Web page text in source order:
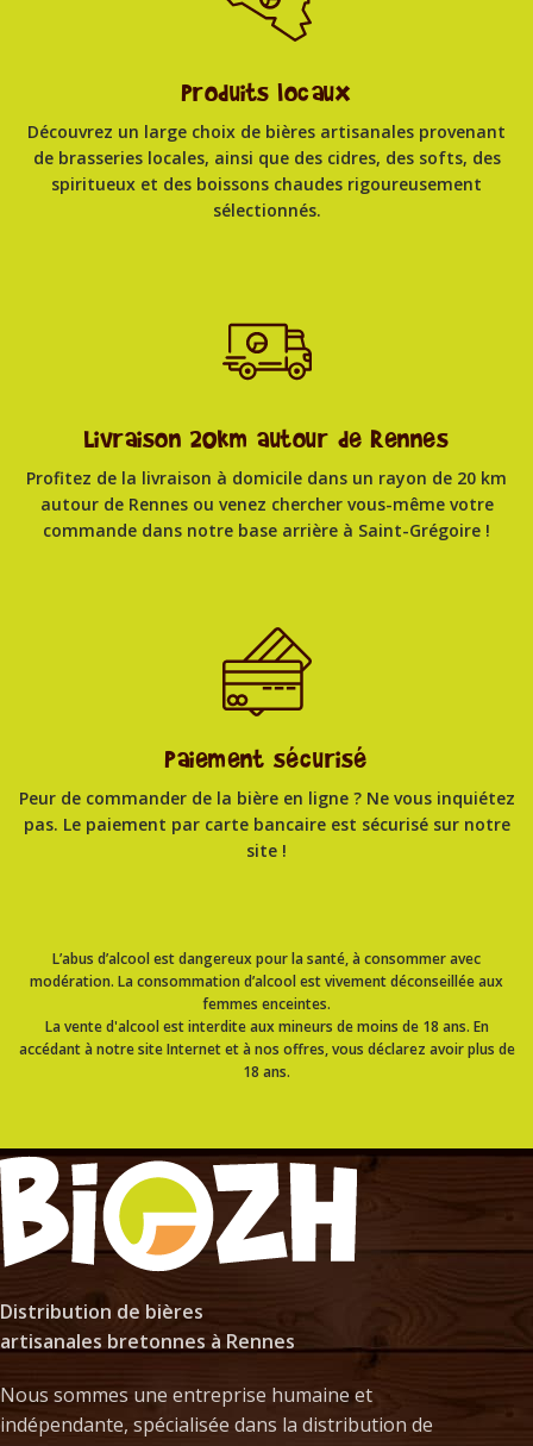
Produits locaux
Découvrez un large choix de bières artisanales provenant
de brasseries locales, ainsi que des cidres, des softs, des
spiritueux et des boissons chaudes rigoureusement
sélectionnés.
Livraison 20km autour de Rennes
Profitez de la livraison à domicile dans un rayon de 20 km
autour de Rennes ou venez chercher vous-même votre
commande dans notre base arrière à Saint-Grégoire !
Paiement sécurisé
Peur de commander de la bière en ligne ? Ne vous inquiétez
pas. Le paiement par carte bancaire est sécurisé sur notre
site !
L’abus d’alcool est dangereux pour la santé, à consommer avec
modération. La consommation d’alcool est vivement déconseillée aux
femmes enceintes.
La vente d'alcool est interdite aux mineurs de moins de 18 ans. En
accédant à notre site Internet et à nos offres, vous déclarez avoir plus de
18 ans.
Distribution de bières
artisanales bretonnes à Rennes
Nous sommes une entreprise humaine et
indépendante, spécialisée dans la distribution de